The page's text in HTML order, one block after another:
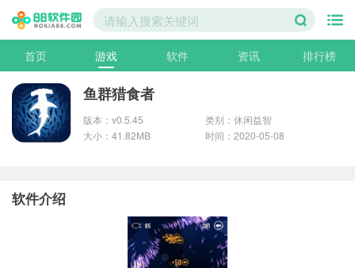
首页 游戏 软件 资讯 排行榜
鱼群猎食者
版本：v0.5.45
类别：休闲益智
大小：41.82MB
时间：2020-05-08
软件介绍